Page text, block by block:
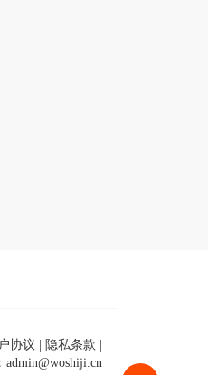
协议 隐私条款
admin@woshiji.cn